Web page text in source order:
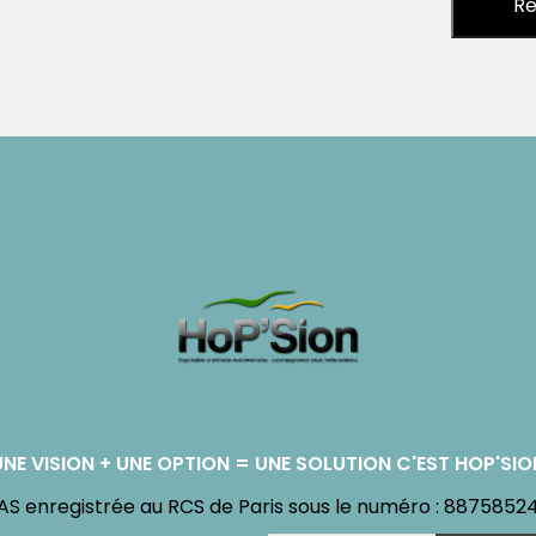
VISION + UNE OPTION = UNE SOLUTION C'EST
enregistrée au RCS de Paris sous le numéro :